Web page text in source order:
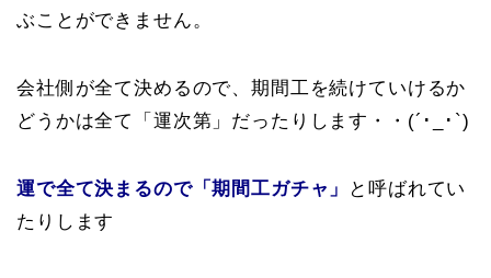
ぶことができません。
会社側が全て決めるので、期間工を続けていけるか
どうかは全て「運次第」だったりします・・(´･_･`)
運で全て決まるので「期間工ガチャ」
と呼ばれてい
たりします